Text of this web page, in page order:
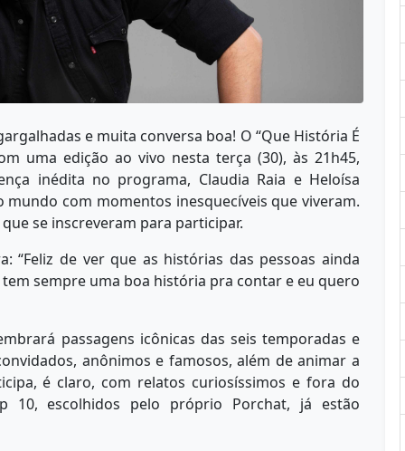
e muita conversa boa! O “Que História É
uma edição ao vivo nesta terça (30), às 21h45,
inédita no programa, Claudia Raia e Heloísa
com momentos inesquecíveis que viveram.
se inscreveram para participar.
“Feliz de ver que as histórias das pessoas ainda
sempre uma boa história pra contar e eu quero
passagens icônicas das seis temporadas e
anônimos e famosos, além de animar a
é claro, com relatos curiosíssimos e fora do
10, escolhidos pelo próprio Porchat, já estão